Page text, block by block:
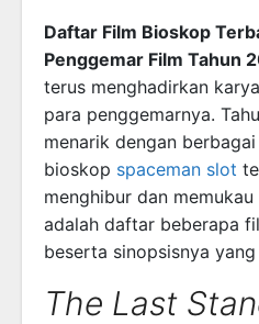
Daftar Film Bioskop
Penggemar Film Tahun
terus menghadirkan
para penggemarnya.
menarik dengan
bioskop spaceman slot
menghibur dan
adalah daftar beberapa
beserta sinopsisnya
The Last